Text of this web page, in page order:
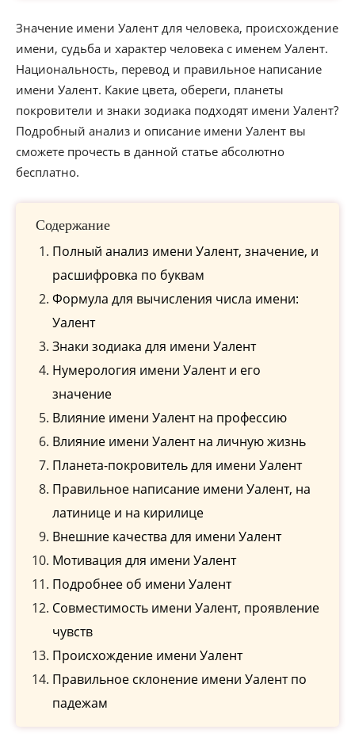
Значение имени Уалент для человека, происхождение
имени, судьба и характер человека с именем Уалент.
Национальность, перевод и правильное написание
имени Уалент. Какие цвета, обереги, планеты
покровители и знаки зодиака подходят имени Уалент?
Подробный анализ и описание имени Уалент вы
сможете прочесть в данной статье абсолютно
бесплатно.
Содержание
Полный анализ имени Уалент, значение, и
расшифровка по буквам
Формула для вычисления числа имени:
Уалент
Знаки зодиака для имени Уалент
Нумерология имени Уалент и его
значение
Влияние имени Уалент на профессию
Влияние имени Уалент на личную жизнь
Планета-покровитель для имени Уалент
Правильное написание имени Уалент, на
латинице и на кирилице
Внешние качества для имени Уалент
Мотивация для имени Уалент
Подробнее об имени Уалент
Совместимость имени Уалент, проявление
чувств
Происхождение имени Уалент
Правильное склонение имени Уалент по
падежам